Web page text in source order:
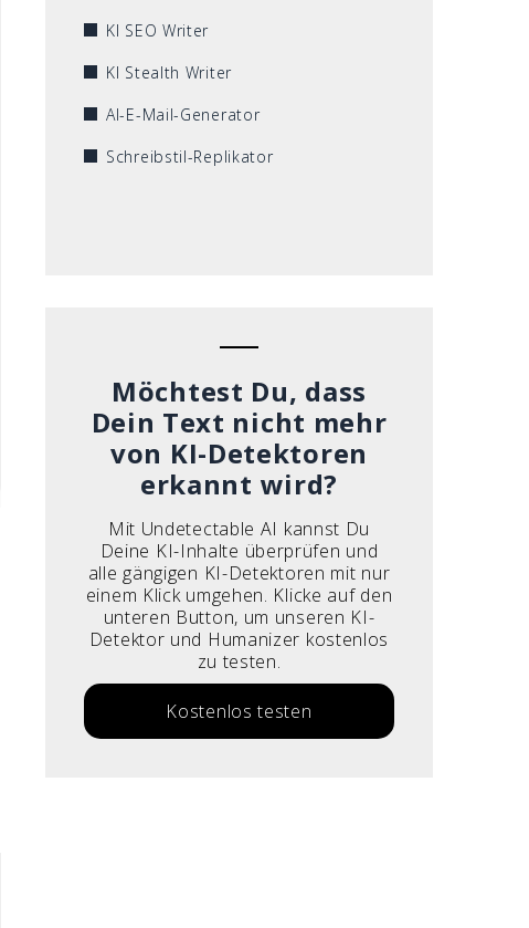
KI SEO Writer
KI Stealth Writer
AI-E-Mail-Generator
Schreibstil-Replikator
Möchtest Du, dass
Dein Text nicht mehr
von KI-Detektoren
erkannt wird?
Mit Undetectable AI kannst Du
Deine KI-Inhalte überprüfen und
alle gängigen KI-Detektoren mit nur
einem Klick umgehen. Klicke auf den
unteren Button, um unseren KI-
Detektor und Humanizer kostenlos
zu testen.
Kostenlos testen